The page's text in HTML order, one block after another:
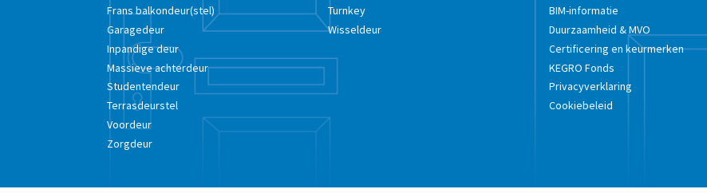
Frans balkondeur(stel)
Garagedeur
Inpandige deur
Massieve achterdeur
Studentendeur
Terrasdeurstel
Voordeur
Zorgdeur
Turnkey
Wisseldeur
BIM-informatie
Duurzaamheid & MVO
Certificering en keurmerken
KEGRO Fonds
Privacyverklaring
Cookiebeleid